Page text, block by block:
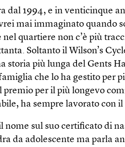
dal 1994, e in venticinque
mai immaginato quando
nel quartiere non c’è più
Soltanto il Wilson’s
storia più lunga del Gents
che lo ha gestito per
per il più longevo
ha sempre lavorato con
nome sul suo certificato di
da adolescente ma parla